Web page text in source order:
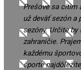
Prešove sa cítim
už deväť sezón
sezóny. Určite
zahraničie.
každému
športe